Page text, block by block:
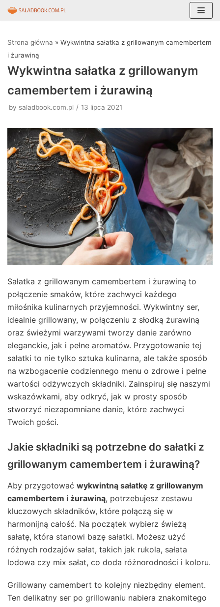
do
treści
Strona główna » Wykwintna sałatka z grillowanym camembertem
i żurawiną
Wykwintna sałatka z grillowanym
camembertem i żurawiną
by saladbook.com.pl 13 lipca 2021
Sałatka z grillowanym camembertem i żurawiną to
połączenie smaków, które zachwyci każdego
miłośnika kulinarnych przyjemności. Wykwintny ser,
idealnie grillowany, w połączeniu z słodką żurawiną
oraz świeżymi warzywami tworzy danie zarówno
eleganckie, jak i pełne aromatów. Przygotowanie tej
sałatki to nie tylko sztuka kulinarna, ale także sposób
na wzbogacenie codziennego menu o zdrowe i pełne
wartości odżywczych składniki. Zainspiruj się naszymi
wskazówkami, aby odkryć, jak w prosty sposób
stworzyć niezapomniane danie, które zachwyci
Twoich gości.
Jakie składniki są potrzebne do sałatki z
grillowanym camembertem i żurawiną?
Aby przygotować wykwintną sałatkę z grillowanym
camembertem i żurawiną, potrzebujesz zestawu
kluczowych składników, które połączą się w
harmonijną całość. Na początek wybierz świeżą
sałatę, która stanowi bazę sałatki. Możesz użyć
różnych rodzajów sałat, takich jak rukola, sałata
lodowa czy mix sałat, co doda różnorodności i koloru.
Grillowany camembert to kolejny niezbędny element.
Ten delikatny ser po grillowaniu nabiera znakomitego